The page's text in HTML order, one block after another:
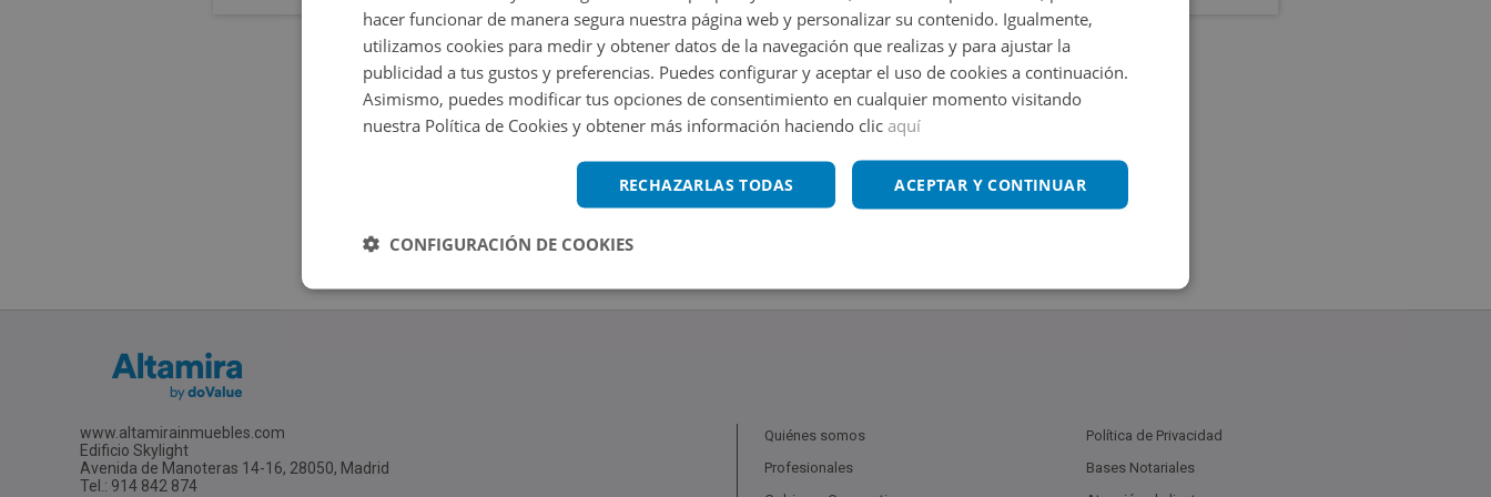
www.altamirainmuebles.com
Edificio Skylight
Avenida de Manoteras 14-16, 28050, Madrid
Tel.: 914 842 874
Quiénes somos
Profesionales
Política de Privacidad
Bases Notariales
hacer funcionar de manera segura nuestra página web y personalizar su contenido. Igualmente,
utilizamos cookies para medir y obtener datos de la navegación que realizas y para ajustar la
publicidad a tus gustos y preferencias. Puedes configurar y aceptar el uso de cookies a continuación.
Asimismo, puedes modificar tus opciones de consentimiento en cualquier momento visitando
nuestra Política de Cookies y obtener más información haciendo clic aquí
ACEPTAR Y CONTINUAR
RECHAZARLAS TODAS
CONFIGURACIÓN DE COOKIES